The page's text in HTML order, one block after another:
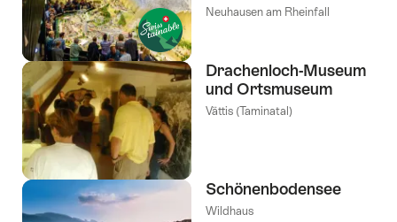
Neuhausen am Rheinfall
Drachenloch-Museum
und Ortsmuseum
Vättis (Taminatal)
Schönenbodensee
Wildhaus